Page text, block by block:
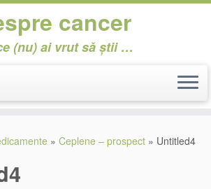
cancer
(nu) ai vrut să știi …
» Ceplene – prospect » Untitled4